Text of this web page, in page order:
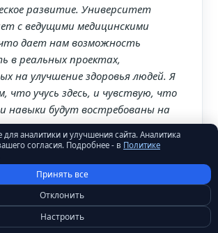
развитие. Университет
с ведущими медицинскими
дает нам возможность
в реальных проектах,
на улучшение здоровья людей. Я
что учусь здесь, и чувствую, что
навыки будут востребованы на
Туран
биомедицинских систем
аналитики и улучшения сайта. Аналитика
согласия. Подробнее - в Политике
Принять все
Отклонить
Настроить